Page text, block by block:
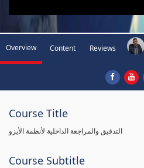
Overview Content Reviews
Course Title
التدقيق والمراجعة الداخلية لأنظمة الأيزو
Course Subtitle